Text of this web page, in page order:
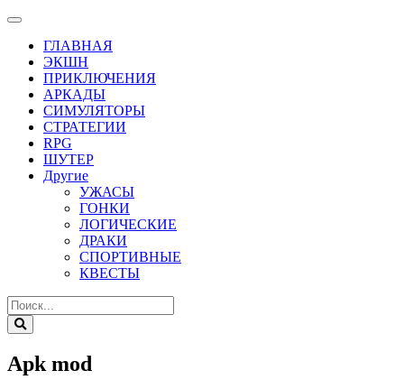
ГЛАВНАЯ
ЭКШН
ПРИКЛЮЧЕНИЯ
АРКАДЫ
СИМУЛЯТОРЫ
СТРАТЕГИИ
RPG
ШУТЕР
Другие
УЖАСЫ
ГОНКИ
ЛОГИЧЕСКИЕ
ДРАКИ
СПОРТИВНЫЕ
КВЕСТЫ
Apk mod